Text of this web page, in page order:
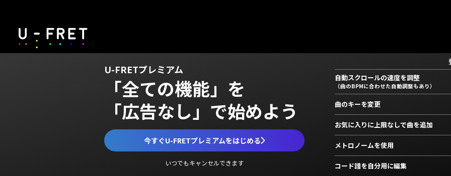
U-FRETプレミアム
「全ての機能」を
「広告なし」で始めよう
今すぐU-FRETプレミアムをはじめる
いつでもキャンセルできます
自動スクロールの速度を調整
（曲のBPMに合わせた自動調整もあり）
曲のキーを変更
お気に入りに上限なしで曲を追加
メトロノームを使用
コード譜を自分用に編集